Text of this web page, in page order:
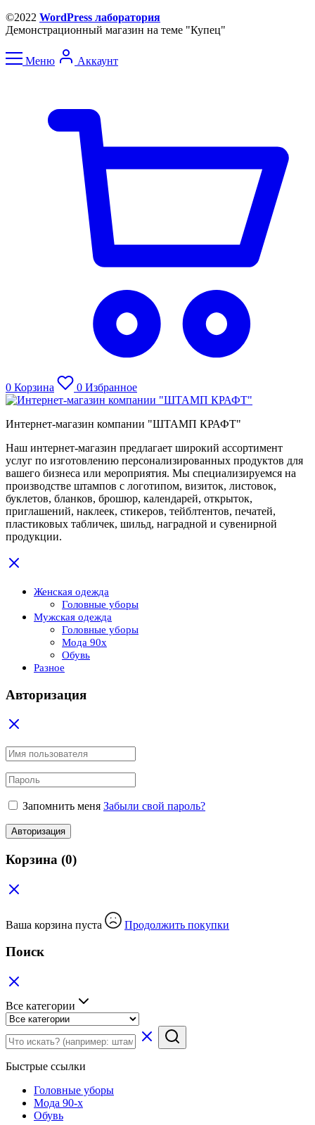
©2022 WordPress лаборатория
Демонстрационный магазин на теме "Купец"
Меню Аккаунт
0 Корзина 0 Избранное
Интернет-магазин компании "ШТАМП КРАФТ"
Наш интернет-магазин предлагает широкий ассортимент
услуг по изготовлению персонализированных продуктов для
вашего бизнеса или мероприятия. Мы специализируемся на
производстве штампов с логотипом, визиток, листовок,
буклетов, бланков, брошюр, календарей, открыток,
приглашений, наклеек, стикеров, тейблтентов, печатей,
пластиковых табличек, шильд, наградной и сувенирной
продукции.
Женская одежда
Головные уборы
Мужская одежда
Головные уборы
Мода 90x
Обувь
Разное
Авторизация
Запомнить меня Забыли свой пароль?
Авторизация
Корзина (0)
Ваша корзина пуста Продолжить покупки
Поиск
Все категории
Быстрые ссылки
Головные уборы
Мода 90-х
Обувь